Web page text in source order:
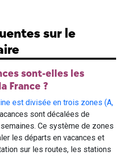
sur le
sont-elles les
France ?
est divisée en trois zones (A,
sont décalées de
Ce système de zones
les départs en vacances et
sur les routes, les stations